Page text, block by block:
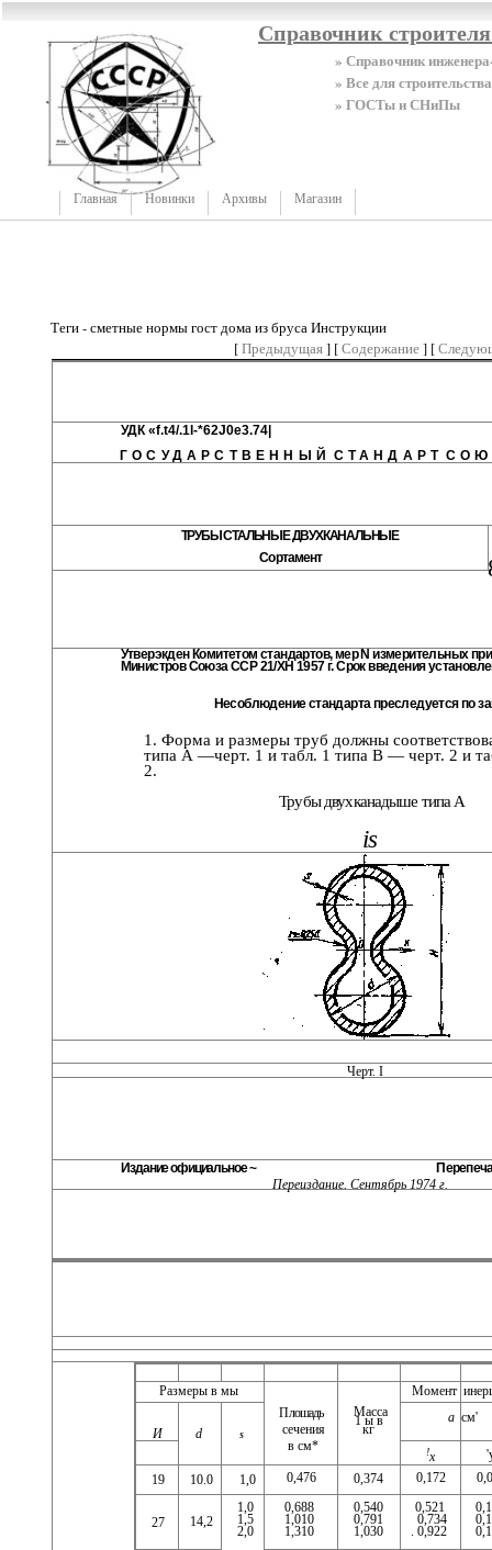
Справочник
» Справочник
» Все для строительства
» ГОСТы и СНиПы
Главная Новинки Архивы Магазин
Теги - сметные нормы гост дома из бруса Инструкции
[Предыдущая] [Содержание] [
УДК «f.t4/.1l-
ГОСУДАРСТВЕННЫЙ
СТАНДАРТ
ТРУБЫ СТАЛЬНЫЕ ДВУХКАНАЛЬНЫЕ
Сортамент
Утверэкден Комитетом стандартов, мер N измерительных
Министров Союза ССР 21/ХН 1957 г. Срок введения
Несоблюдение стандарта преследуется по
1. Форма и размеры труб должны
типа А —черт. 1 и табл. 1 типа В — черт. 2 и
2.
Трубы двухканадыше типа А
is
Черт. I
Издание официальное ~
Переиздание. Сентябрь 1974 г.
Размеры в мы
П лошадь
сечения
в см*
Масса
1 ы в
кг
Момент
И d S
а см'
!х
19
10.0 1,0 0,476 0,374 0,172
27 14,2
1,0
1,5
2,0
0,688
1,010
1,310
0,540
0,791
1,030
0,521
0,734
. 0,922